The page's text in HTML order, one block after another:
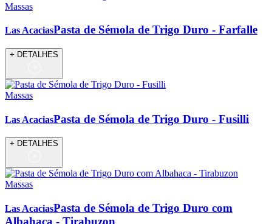
Massas
Las AcaciasPasta de Sémola de Trigo Duro - Farfalle
+ DETALHES
Massas
Las AcaciasPasta de Sémola de Trigo Duro - Fusilli
+ DETALHES
Massas
Las AcaciasPasta de Sémola de Trigo Duro com
Albahaca - Tirabuzon